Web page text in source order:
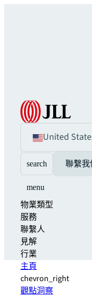
United
search 聯繫我
menu
物業類型
服務
聯繫人
見解
行業
主頁
chevron_right
觀點洞察